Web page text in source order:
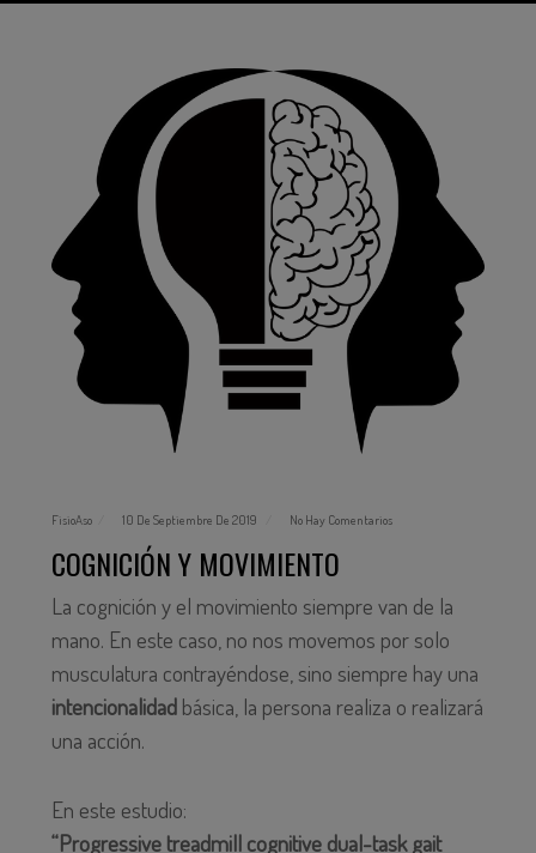
FisioAso 10 De Septiembre De 2019 No Hay Comentarios
COGNICIÓN Y MOVIMIENTO
La cognición y el movimiento siempre van de la
mano. En este caso, no nos movemos por solo
musculatura contrayéndose, sino siempre hay una
intencionalidadbásica, la persona realiza o realizará
una acción.
En este estudio:
“Progressive treadmill cognitive dual-task gait